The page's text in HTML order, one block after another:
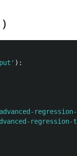
' ):
regression-